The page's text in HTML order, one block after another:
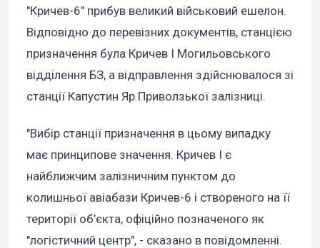
"Кричев-6" прибув великий військовий ешелон.
Відповідно до перевізних документів, станцією
призначення була Кричев I Могильовського
відділення БЗ, а відправлення здійснювалося зі
станції Капустин Яр Приволзької залізниці.
"Вибір станції призначення в цьому випадку
має принципове значення. Кричев I є
найближчим залізничним пунктом до
колишньої авіабази Кричев-6 і створеного на її
території об’єкта, офіційно позначеного як
"логістичний центр", - сказано в повідомленні.